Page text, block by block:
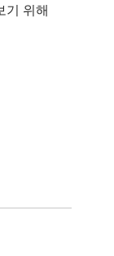
기 위해